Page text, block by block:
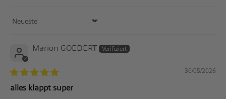
Sort by
Marion GOEDERT
30/05/2026
alles klappt super